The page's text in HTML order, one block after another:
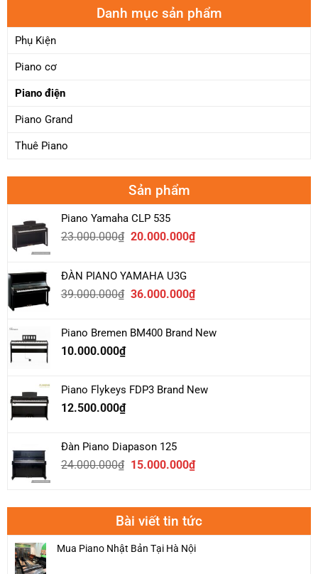
Danh mục sản phẩm
Phụ Kiện
Piano cơ
Piano điện
Piano Grand
Thuê Piano
Sản phẩm
Piano Yamaha CLP 535
23.000.000₫ Giá
23.000.000₫.
20.000.000₫Giá
20.000.000₫.
ĐÀN PIANO YAMAHA U3G
39.000.000₫ Giá
39.000.000₫.
36.000.000₫Giá
là:
Piano Bremen BM400 Brand New
10.000.000₫
Piano Flykeys FDP3 Brand New
12.500.000₫
Đàn Piano Diapason 125
24.000.000₫ Giá
24.000.000₫.
15.000.000₫Giá
là:
15.000.000₫.
Bài viết tin tức
Mua Piano Nhật Bản Tại Hà Nội